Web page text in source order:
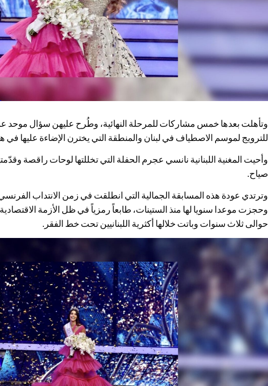
وتأهلت بعدها خمس مشاركات للمرحلة النهائية، وطُرح عليهن سؤال موحد
للترويج لموسم الاصطياف في لبنان والمنطقة التي يخترن الإضاءة عليها في
وأحيت المغنية اللبنانية نانسي عجرم الحفلة التي تخللتها لوحات راقصة وقدّمتها
صياح.
وترتدي عودة هذه المسابقة الجمالية التي انطلقت في زمن الانتداب
وحجزت موعدا سنويا لها منذ الستينات، طابعاً رمزياً في ظل الأزمة الاقتصادية
حوالى ثلاث سنوات وباتت خلالها أكثرية اللبنانيين تحت خط الفقر.